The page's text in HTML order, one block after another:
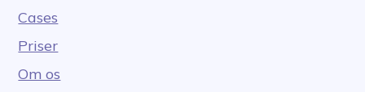
Cases
Priser
Om os